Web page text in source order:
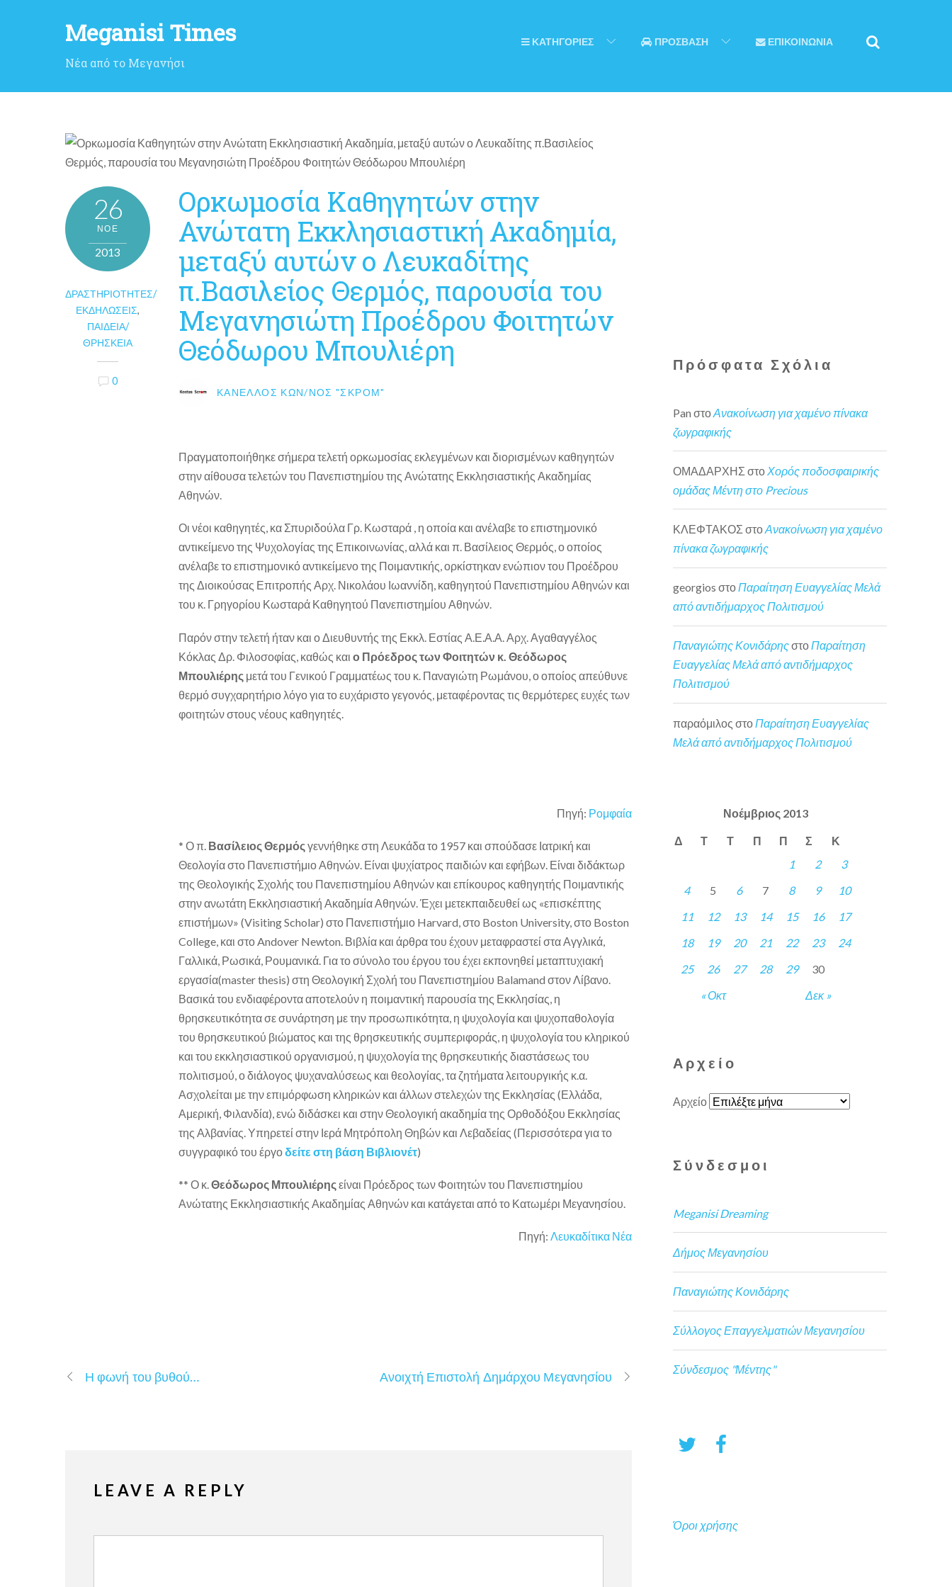
Meganisi Times
Νέα από το Μεγανήσι
ΚΑΤΗΓΟΡΙΕΣ ΠΡΟΣΒΑΣΗ ΕΠΙΚΟΙΝΩΝΙΑ
26
ΝΟΈ
2013
ΔΡΑΣΤΗΡΙΌΤΗΤΕΣ/
ΕΚΔΗΛΏΣΕΙΣ,
ΠΑΙΔΕΊΑ/
ΘΡΗΣΚΕΊΑ
0
Ορκωμοσία Καθηγητών στην
Ανώτατη Εκκλησιαστική Ακαδημία,
μεταξύ αυτών ο Λευκαδίτης
π.Βασιλείος Θερμός, παρουσία του
Μεγανησιώτη Προέδρου Φοιτητών
Θεόδωρου Μπουλιέρη
ΚΑΝΈΛΛΟΣ ΚΩΝ/ΝΟΣ "ΣΚΡΟΜ"
Πραγματοποιήθηκε σήμερα τελετή ορκωμοσίας εκλεγμένων και διορισμένων καθηγητών
στην αίθουσα τελετών του Πανεπιστημίου της Ανώτατης Εκκλησιαστικής Ακαδημίας
Αθηνών.
Οι νέοι καθηγητές, κα Σπυριδούλα Γρ. Κωσταρά , η οποία και ανέλαβε το επιστημονικό
αντικείμενο της Ψυχολογίας της Επικοινωνίας, αλλά και π. Βασίλειος Θερμός, ο οποίος
ανέλαβε το επιστημονικό αντικείμενο της Ποιμαντικής, ορκίστηκαν ενώπιον του Προέδρου
της Διοικούσας Επιτροπής Αρχ. Νικολάου Ιωαννίδη, καθηγητού Πανεπιστημίου Αθηνών και
του κ. Γρηγορίου Κωσταρά Καθηγητού Πανεπιστημίου Αθηνών.
Παρόν στην τελετή ήταν και ο Διευθυντής της Εκκλ. Εστίας Α.Ε.Α.Α. Αρχ. Αγαθαγγέλος
Κόκλας Δρ. Φιλοσοφίας, καθώς και ο Πρόεδρος των Φοιτητών κ. Θεόδωρος
Μπουλιέρης μετά του Γενικού Γραμματέως του κ. Παναγιώτη Ρωμάνου, ο οποίος απεύθυνε
θερμό συγχαρητήριο λόγο για το ευχάριστο γεγονός, μεταφέροντας τις θερμότερες ευχές των
φοιτητών στους νέους καθηγητές.
Πηγή: Ρομφαία
* Ο π. Βασίλειος Θερμός γεννήθηκε στη Λευκάδα το 1957 και σπούδασε Ιατρική και
Θεολογία στο Πανεπιστήμιο Αθηνών. Είναι ψυχίατρος παιδιών και εφήβων. Είναι διδάκτωρ
της Θεολογικής Σχολής του Πανεπιστημίου Αθηνών και επίκουρος καθηγητής Ποιμαντικής
στην ανωτάτη Εκκλησιαστική Ακαδημία Αθηνών. Έχει μετεκπαιδευθεί ως «επισκέπτης
επιστήμων» (Visiting Scholar) στο Πανεπιστήμιο Harvard, στο Boston University, στο Boston
College, και στο Andover Newton. Βιβλία και άρθρα του έχουν μεταφραστεί στα Αγγλικά,
Γαλλικά, Ρωσικά, Ρουμανικά. Για το σύνολο του έργου του έχει εκπονηθεί μεταπτυχιακή
εργασία(master thesis) στη Θεολογική Σχολή του Πανεπιστημίου Balamand στον Λίβανο.
Βασικά του ενδιαφέροντα αποτελούν η ποιμαντική παρουσία της Εκκλησίας, η
θρησκευτικότητα σε συνάρτηση με την προσωπικότητα, η ψυχολογία και ψυχοπαθολογία
του θρησκευτικού βιώματος και της θρησκευτικής συμπεριφοράς, η ψυχολογία του κληρικού
και του εκκλησιαστικού οργανισμού, η ψυχολογία της θρησκευτικής διαστάσεως του
πολιτισμού, ο διάλογος ψυχαναλύσεως και θεολογίας, τα ζητήματα λειτουργικής κ.α.
Ασχολείται με την επιμόρφωση κληρικών και άλλων στελεχών της Εκκλησίας (Ελλάδα,
Αμερική, Φιλανδία), ενώ διδάσκει και στην Θεολογική ακαδημία της Ορθοδόξου Εκκλησίας
της Αλβανίας. Υπηρετεί στην Ιερά Μητρόπολη Θηβών και Λεβαδείας (Περισσότερα για το
συγγραφικό του έργοδείτε στη βάση Βιβλιονέτ)
** Ο κ.Θεόδωρος Μπουλιέρης είναι Πρόεδρος των Φοιτητών του Πανεπιστημίου
Ανώτατης Εκκλησιαστικής Ακαδημίας Αθηνών και κατάγεται από το Κατωμέρι Μεγανησίου.
Πηγή:Λευκαδίτικα Νέα
Η φωνή του βυθού… Ανοιχτή Επιστολή Δημάρχου Μεγανησίου
LEAVE A REPLY
Πρόσφατα Σχόλια
Pan στοΑνακοίνωση για χαμένο πίνακα
ζωγραφικής
ΟΜΑΔΑΡΧΗΣ στο Χορός ποδοσφαιρικής
ομάδας Μέντη στο Precious
ΚΛΕΦΤΑΚΟΣ στοΑνακοίνωση για χαμένο
πίνακα ζωγραφικής
georgios στοΠαραίτηση Ευαγγελίας Μελά
από αντιδήμαρχος Πολιτισμού
Παναγιώτης ΚονιδάρηςστοΠαραίτηση
Ευαγγελίας Μελά από αντιδήμαρχος
Πολιτισμού
παραόμιλος στο Παραίτηση Ευαγγελίας
Μελά από αντιδήμαρχος Πολιτισμού
Νοέμβριος 2013
Δ Τ Τ Π Π Σ Κ
« Οκτ Δεκ »
1 2
3
4
5 6 7 8 9
10
11
12 13 14 15 16
17
18
19 20 21 22 23
24
25
26 27 28 29 30
Αρχείο
Αρχείο
Σύνδεσμοι
Meganisi Dreaming
Δήμος Μεγανησίου
Παναγιώτης Κονιδάρης
Σύλλογος Επαγγελματιών Μεγανησίου
Σύνδεσμος "Μέντης"
Όροι χρήσης